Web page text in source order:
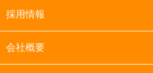
採用情報
会社概要